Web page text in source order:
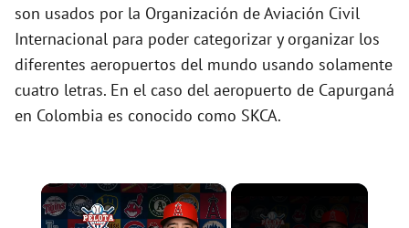
son usados por la Organización de Aviación Civil
Internacional para poder categorizar y organizar los
diferentes aeropuertos del mundo usando solamente
cuatro letras. En el caso del aeropuerto de Capurganá
en Colombia es conocido como SKCA.
×